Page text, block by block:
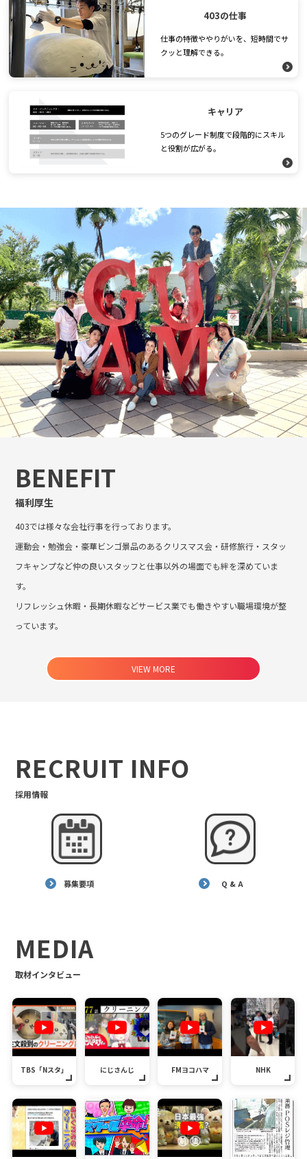
403の仕事
仕事の特徴ややりがいを、短時間でサ
クッと理解できる。
キャリア
5つのグレード制度で段階的にスキル
と役割が広がる。
BENEFIT
福利厚生
403では様々な会社行事を行っております。
運動会・勉強会・豪華ビンゴ景品のあるクリスマス会・研修旅行・スタッ
フキャンプなど仲の良いスタッフと仕事以外の場面でも絆を深めていま
す。
リフレッシュ休暇・長期休暇などサービス業でも働きやすい職場環境が整
っています。
VIEW MORE
RECRUIT INFO
採用情報
募集要項 Q & A
MEDIA
取材インタビュー
TBS「Nスタ」 にじさんじ FMヨコハマ NHK